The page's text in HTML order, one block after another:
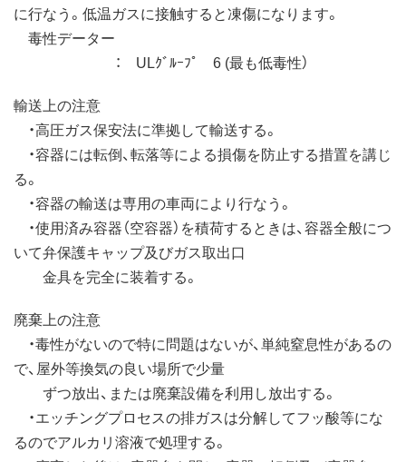
に行なう。低温ガスに接触すると凍傷になります。
毒性データー
： ULｸﾞﾙｰﾌﾟ 6 (最も低毒性）
輸送上の注意
・高圧ガス保安法に準拠して輸送する。
・容器には転倒、転落等による損傷を防止する措置を講じ
る。
・容器の輸送は専用の車両により行なう。
・使用済み容器（空容器）を積荷するときは、容器全般につ
いて弁保護キャップ及びガス取出口
金具を完全に装着する。
廃棄上の注意
・毒性がないので特に問題はないが、単純窒息性があるの
で、屋外等換気の良い場所で少量
ずつ放出、または廃棄設備を利用し放出する。
・エッチングプロセスの排ガスは分解してフッ酸等にな
るのでアルカリ溶液で処理する。